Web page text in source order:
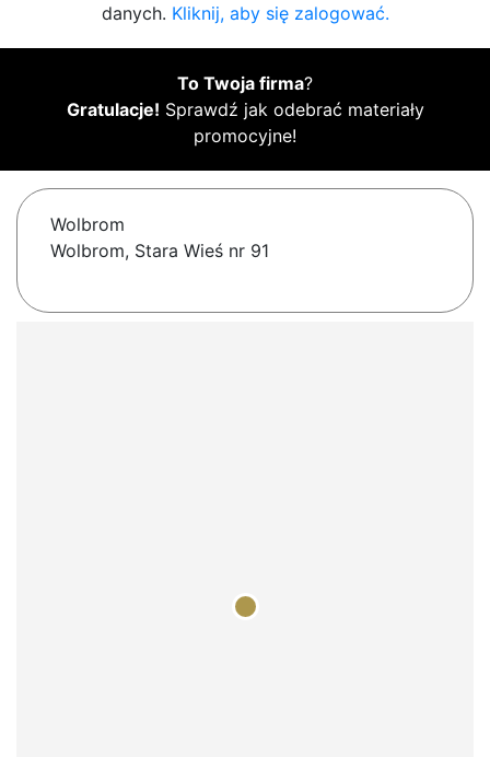
danych. Kliknij, aby się zalogować.
To Twoja firma?
Gratulacje! Sprawdź jak odebrać materiały
promocyjne!
Wolbrom
Wolbrom, Stara Wieś nr 91